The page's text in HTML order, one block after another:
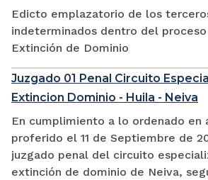
Edicto emplazatorio de los
indeterminados dentro del
Extinción de Dominio
Juzgado 01 Penal Circuito
Extincion Dominio - Huila - Neiva
En cumplimiento a lo ordenado en
proferido el 11 de Septiembre de
juzgado penal del circuito
extinción de dominio de Neiva,